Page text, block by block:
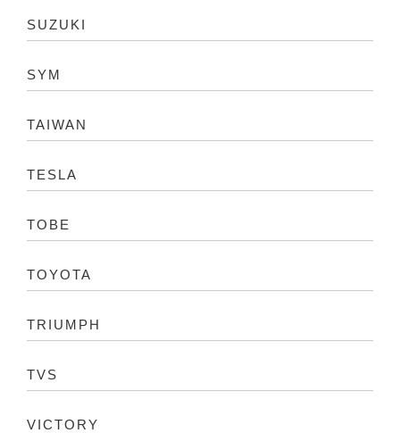
SUZUKI
SYM
TAIWAN
TESLA
TOBE
TOYOTA
TRIUMPH
TVS
VICTORY